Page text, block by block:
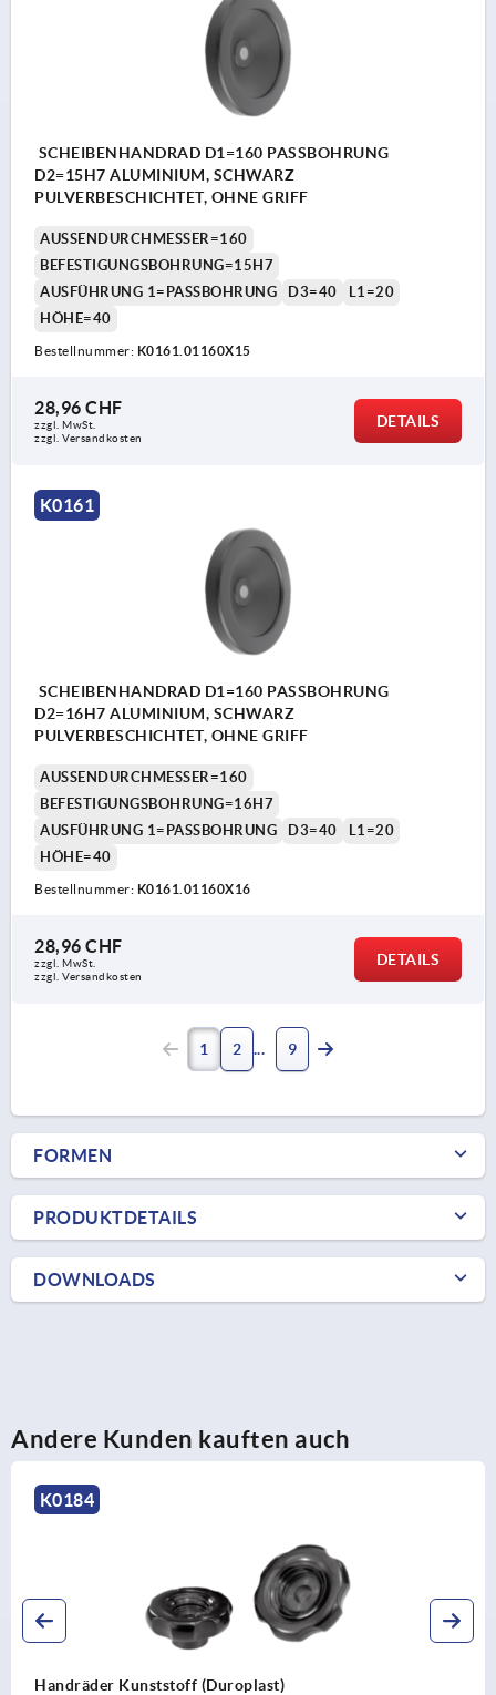
SCHEIBENHANDRAD D1=160 PASSBOHRUNG
D2=15H7 ALUMINIUM, SCHWARZ
PULVERBESCHICHTET, OHNE GRIFF
AUSSENDURCHMESSER=160
BEFESTIGUNGSBOHRUNG=15H7
AUSFÜHRUNG 1=PASSBOHRUNG
D3=40
L1=20
HÖHE=40
Bestellnummer: K0161.01160X15
28,96 CHF
zzgl. MwSt.
zzgl. Versandkosten
DETAILS
K0161
SCHEIBENHANDRAD D1=160 PASSBOHRUNG
D2=16H7 ALUMINIUM, SCHWARZ
PULVERBESCHICHTET, OHNE GRIFF
AUSSENDURCHMESSER=160
BEFESTIGUNGSBOHRUNG=16H7
AUSFÜHRUNG 1=PASSBOHRUNG
D3=40
L1=20
HÖHE=40
Bestellnummer: K0161.01160X16
28,96 CHF
zzgl. MwSt.
zzgl. Versandkosten
DETAILS
1 2 9
FORMEN
PRODUKTDETAILS
DOWNLOADS
Andere Kunden kauften auch
K0262
Rändelräder mit Griff